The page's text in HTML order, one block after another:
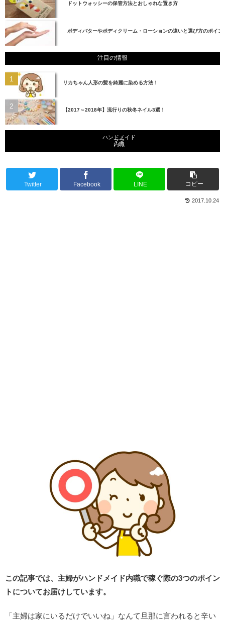
ドットウォッシーの保管方法とおしゃれな置き方
ボディバターやボディクリーム・ローションの違いと選び方のポイン
注目の情報
リカちゃん人形の髪を綺麗に染める方法！
【2017～2018年】流行りの秋冬ネイル3選！
ハンドメイド
ママ
内職
Twitter Facebook LINE コピー
2017.10.24
この記事では、主婦がハンドメイド内職で稼ぐ際の3つのポイン
トについてお届けしています。
「主婦は家にいるだけでいいね」なんて旦那に言われると辛い